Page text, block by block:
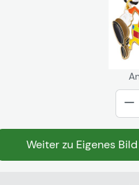
Weiter zu Eigenes